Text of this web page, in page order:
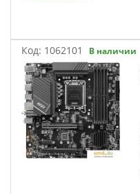
Код: 1062101 В наличии